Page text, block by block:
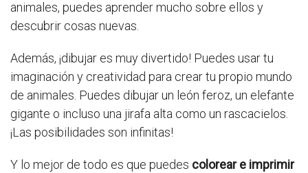
animales, puedes aprender mucho sobre ellos y
descubrir cosas nuevas.
Además, ¡dibujar es muy divertido! Puedes usar tu
imaginación y creatividad para crear tu propio mundo
de animales. Puedes dibujar un león feroz, un elefante
gigante o incluso una jirafa alta como un rascacielos.
¡Las posibilidades son infinitas!
Y lo mejor de todo es que puedes colorear e imprimir